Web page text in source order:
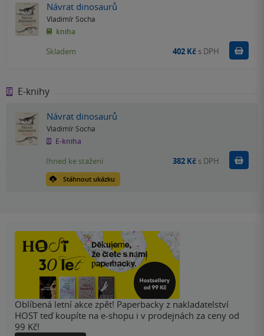
Návrat dinosaurů
Vladimír Socha
kniha
Skladem 402 Kč s DPH
E-knihy
Návrat dinosaurů
Vladimír Socha
E-kniha
Stáhnout ukázku
Ihned ke stažení 382 Kč s DPH Koupit
Oblíbená letní akce zpět! Paperbacky z nakladatelství
HOST teď koupíte na e-shopu i v prodejnách za ceny od
99 Kč!